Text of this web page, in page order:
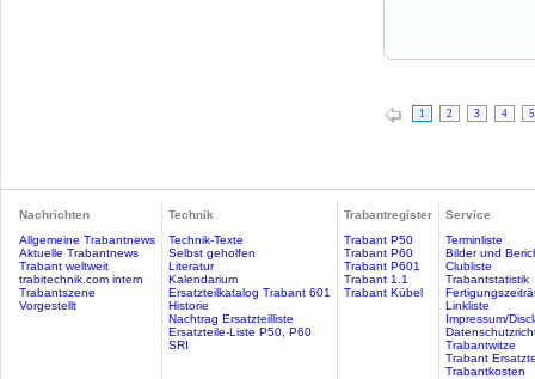
1 2 3 4 5
Nachrichten
Allgemeine Trabantnews
Aktuelle Trabantnews
Trabant weltweit
trabitechnik.com intern
Trabantszene
Vorgestellt
Technik
Technik-Texte
Selbst geholfen
Literatur
Kalendarium
Ersatzteilkatalog Trabant 601
Historie
Nachtrag Ersatzteilliste
Ersatzteile-Liste P50, P60
SRI
Trabantregister
Trabant P50
Trabant P60
Trabant P601
Trabant 1.1
Trabant Kübel
Service
Terminliste
Bilder und
Clubliste
Trabantstatistik
Linkliste
Impressum/
Trabantwitze
Trabant
Trabantkosten